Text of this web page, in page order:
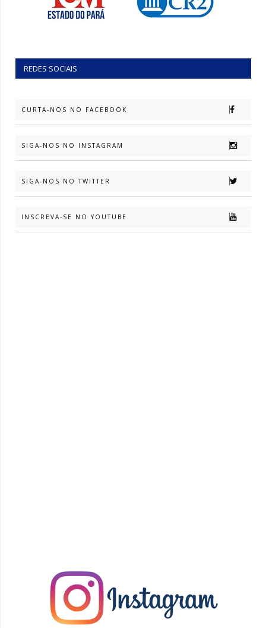
REDES SOCIAIS
CURTA-NOS NO FACEBOOK
SIGA-NOS NO INSTAGRAM
SIGA-NOS NO TWITTER
INSCREVA-SE NO YOUTUBE